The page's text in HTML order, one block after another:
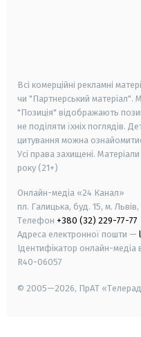
Всі комерційні рекламні
чи "Партнерський матеріал".
"Позиція" відображають
не поділяти їхніх поглядів.
цитування можна
Усі права захищені. Матеріали
року (21+)
Онлайн-медіа «24 Канал»
пл. Галицька, буд. 15, м.
Телефон +380 (32) 229-77-77
Адреса електронної пошти —
Ідентифікатор онлайн-медіа
R40-06057
© 2005—2026, ПрАТ